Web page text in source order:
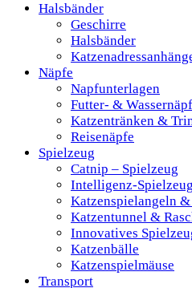
Halsbänder
Geschirre
Halsbänder
Näpfe
Napfunterlagen
Futter- &
Katzentränken &
Reisenäpfe
Spielzeug
Catnip – Spielzeug
Intelligenz-Spielzeug
Katzenspielangeln &
Katzentunnel &
Innovatives
Katzenbälle
Katzenspielmäuse
Transport